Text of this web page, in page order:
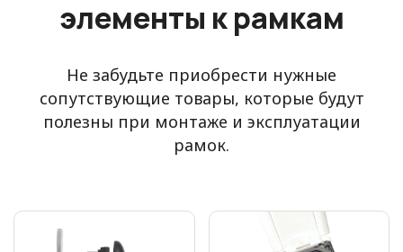
элементы к рамкам
Не забудьте приобрести нужные
сопутствующие товары, которые будут
полезны при монтаже и эксплуатации
рамок.